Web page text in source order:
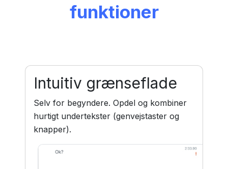
funktioner
Intuitiv grænseflade
Selv for begyndere. Opdel og kombiner
hurtigt undertekster (genvejstaster og
knapper).